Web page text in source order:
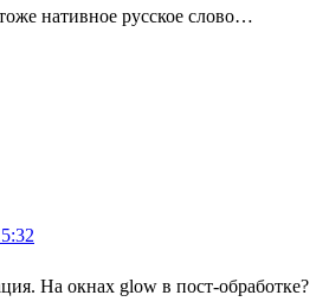
нативное русское слово…
На окнах glow в пост-обработке?